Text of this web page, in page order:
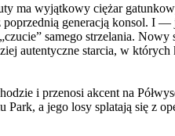
ma wyjątkowy ciężar
generacją konsol.
samego strzelania.
autentyczne starcia, w
i przenosi akcent na
a jego losy splatają się z